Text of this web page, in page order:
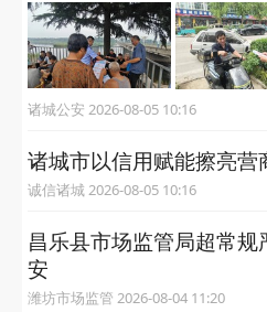
诸城公安 2026-08-05 10:16
诸城市以信用赋能擦亮营
诚信诸城 2026-08-05 10:16
昌乐县市场监管局超常
安
潍坊市场监管 2026-08-04 11:20